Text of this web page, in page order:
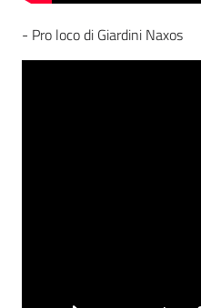
- Pro loco di Giardini Naxos